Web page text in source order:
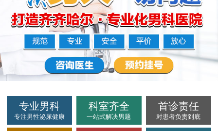
专业男科
专注男性泌尿健康
科室齐全
一站式解决男题
首诊责任
对患者负责到底